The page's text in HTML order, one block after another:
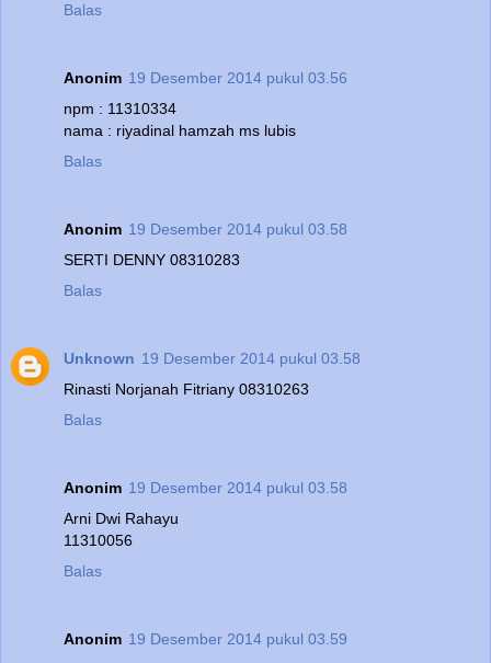
Balas
Anonim 19 Desember 2014 pukul 03.56
npm : 11310334
nama : riyadinal hamzah ms lubis
Balas
Anonim 19 Desember 2014 pukul 03.58
SERTI DENNY 08310283
Balas
Unknown 19 Desember 2014 pukul 03.58
Rinasti Norjanah Fitriany 08310263
Balas
Anonim 19 Desember 2014 pukul 03.58
Arni Dwi Rahayu
11310056
Balas
Anonim 19 Desember 2014 pukul 03.59